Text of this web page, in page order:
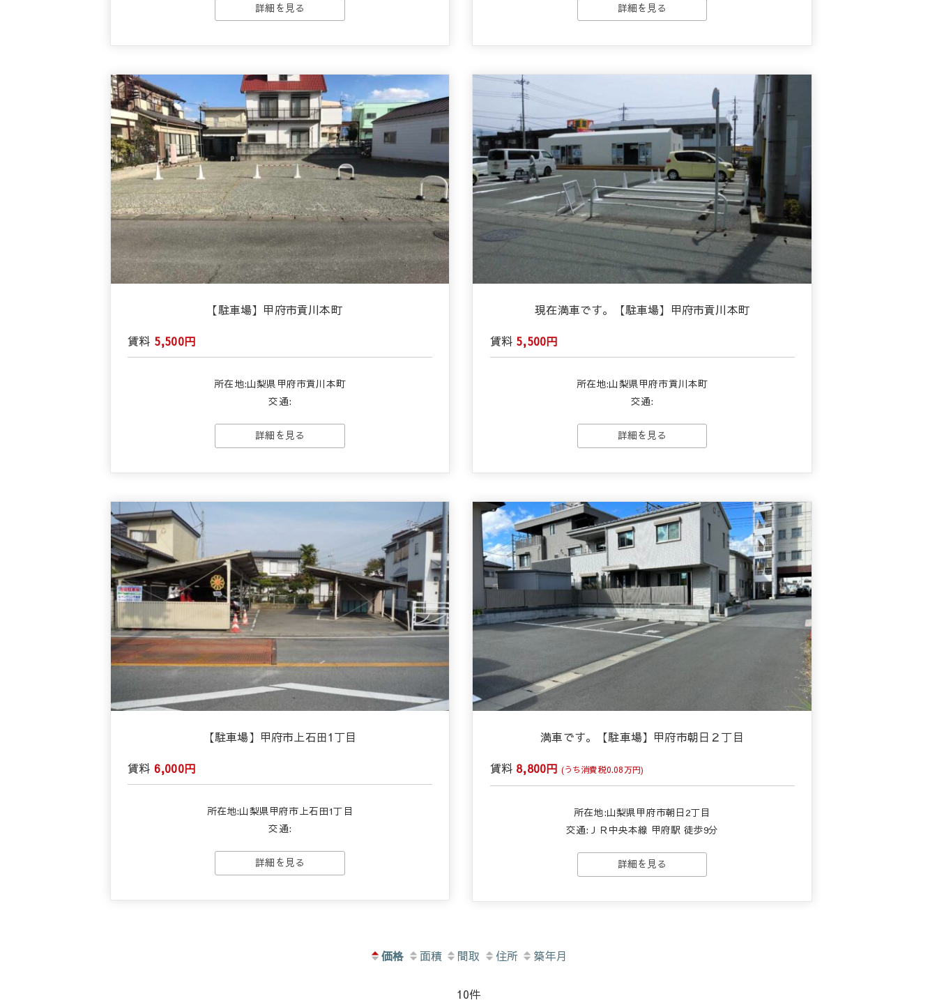
詳細を見る 詳細を見る
【駐車場】甲府市貢川本町
賃料 5,500円
所在地:山梨県甲府市貢川本町
交通:
詳細を見る
現在満車です。【駐車場】甲府市貢川本町
賃料5,500円
所在地:山梨県甲府市貢川本町
交通:
詳細を見る
【駐車場】甲府市上石田1丁目
賃料 6,000円
所在地:山梨県甲府市上石田1丁目
交通:
詳細を見る
満車です。【駐車場】甲府市朝日２丁目
賃料8,800円 (うち消費税0.08万円)
所在地:山梨県甲府市朝日2丁目
交通:ＪＲ中央本線 甲府駅 徒歩9分
詳細を見る
価格 面積 間取 住所 築年月
10件